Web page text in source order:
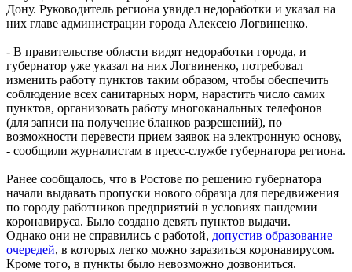
Дону. Руководитель региона увидел недоработки и указал на
них главе администрации города Алексею Логвиненко.
- В правительстве области видят недоработки города, и
губернатор уже указал на них Логвиненко, потребовал
изменить работу пунктов таким образом, чтобы обеспечить
соблюдение всех санитарных норм, нарастить число самих
пунктов, организовать работу многоканальных телефонов
(для записи на получение бланков разрешений), по
возможности перевести прием заявок на электронную основу,
- сообщили журналистам в пресс-службе губернатора региона.
Ранее сообщалось, что в Ростове по решению губернатора
начали выдавать пропуски нового образца для передвижения
по городу работников предприятий в условиях пандемии
коронавируса. Было создано девять пунктов выдачи.
Однако они не справились с работой, допустив образование
очередей, в которых легко можно заразиться коронавирусом.
Кроме того, в пункты было невозможно дозвониться.